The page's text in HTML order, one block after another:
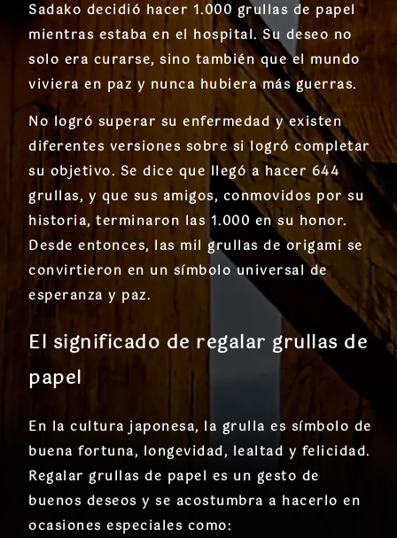
Sadako decidió hacer 1.000 grullas de papel
mientras estaba en el hospital. Su deseo no
solo era curarse, sino también queel mundo
viviera en paz y nunca hubiera más guerras.
No logró superar su enfermedad y existen
diferentes versiones sobre si logró completar
su objetivo. Se dice que llegó a hacer 644
grullas, y que sus amigos, conmovidos por su
historia, terminaron las 1.000 en su honor.
Desde entonces, las mil grullas de origami se
convirtieron en un símbolo universal de
esperanza y paz.
El significado de regalar grullas de
papel
En la cultura japonesa, la grulla es símbolo de
buena fortuna, longevidad, lealtad y felicidad.
Regalar grullas de papel es un gesto de
buenos deseos y se acostumbra a hacerlo en
ocasiones especiales como: